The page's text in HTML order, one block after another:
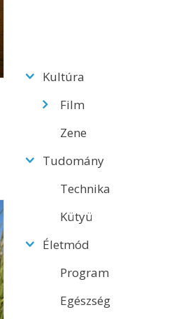
Kultúra
Film
Zene
Tudomány
Technika
Kütyü
Életmód
Program
Egészség